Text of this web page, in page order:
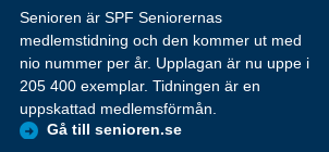
Senioren är SPF Seniorernas
medlemstidning och den kommer ut med
nio nummer per år. Upplagan är nu uppe i
205 400 exemplar. Tidningen är en
uppskattad medlemsförmån.
Gå till senioren.se